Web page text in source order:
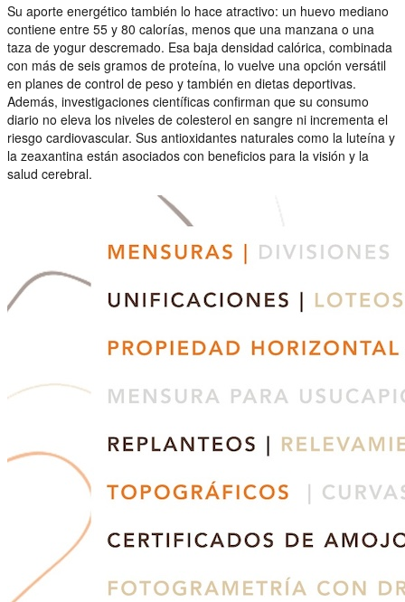
Su aporte energético también lo hace atractivo: un huevo mediano
contiene entre 55 y 80 calorías, menos que una manzana o una
taza de yogur descremado. Esa baja densidad calórica, combinada
con más de seis gramos de proteína, lo vuelve una opción versátil
en planes de control de peso y también en dietas deportivas.
Además, investigaciones científicas confirman que su consumo
diario no eleva los niveles de colesterol en sangre ni incrementa el
riesgo cardiovascular. Sus antioxidantes naturales como la luteína y
la zeaxantina están asociados con beneficios para la visión y la
salud cerebral.